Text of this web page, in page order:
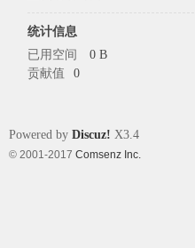
统计信息
已用空间
0 B
贡献值
0
Powered by Discuz! X3.4
© 2001-2017 Comsenz Inc.